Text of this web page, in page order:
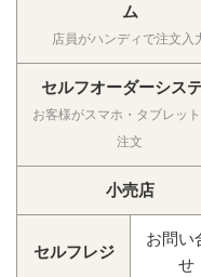
ム
店員がハンディで注文入
セルフオーダーシス
お客様がスマホ・タブレッ
注文
小売店
セルフレジ
お問い
せ